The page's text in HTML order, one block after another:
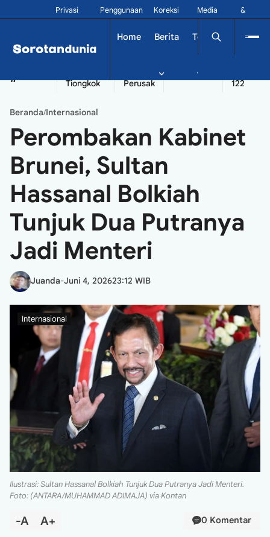
Privasi Penggunaan Koreksi
Media
&
Home Berita Tekno Dinamika
#
Tiongkok
Perusak
Seychelles
122
Beranda/Internasional
Perombakan Kabinet
Brunei, Sultan
Hassanal Bolkiah
Tunjuk Dua Putranya
Jadi Menteri
Juanda-Juni 4, 202623:12 WIB
Internasional
Ilustrasi: Sultan Hassanal Bolkiah Tunjuk Dua Putranya Jadi Menteri.
Foto: (ANTARA/MUHAMMAD ADIMAJA) via Kontan
-A A+ 0 Komentar